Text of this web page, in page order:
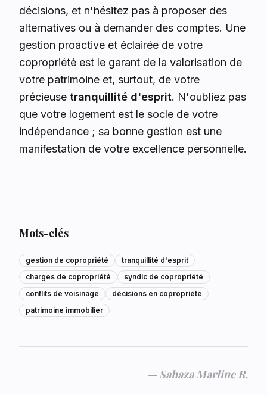
décisions, et n'hésitez pas à proposer des
alternatives ou à demander des comptes. Une
gestion proactive et éclairée de votre
copropriété est le garant de la valorisation de
votre patrimoine et, surtout, de votre
précieuse tranquillité d'esprit. N'oubliez pas
que votre logement est le socle de votre
indépendance ; sa bonne gestion est une
manifestation de votre excellence personnelle.
Mots-clés
gestion de copropriété
tranquillité d'esprit
charges de copropriété
syndic de copropriété
conflits de voisinage
décisions en copropriété
patrimoine immobilier
—Sahaza Marline R.